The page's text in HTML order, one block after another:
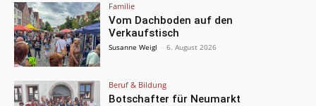
Familie
Vom Dachboden auf den
Verkaufstisch
Susanne Weigl - 6. August 2026
Beruf & Bildung
Botschafter für Neumarkt